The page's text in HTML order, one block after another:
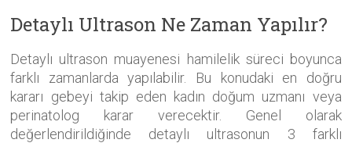
Detaylı Ultrason Ne Zaman Yapılır?
Detaylı ultrason muayenesi hamilelik süreci boyunca
farklı zamanlarda yapılabilir. Bu konudaki en doğru
kararı gebeyi takip eden kadın doğum uzmanı veya
perinatolog karar verecektir. Genel olarak
değerlendirildiğinde detaylı ultrasonun 3 farklı